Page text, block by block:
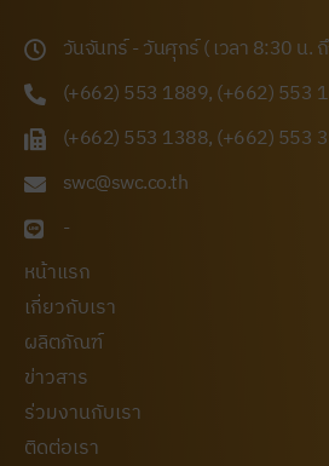
วันจันทร์ - วันศุกร์ ( เวลา 8:30 น.
(+662) 553 1889, (+662) 553
(+662) 553 1388, (+662) 553
swc@swc.co.th
-
หน้าแรก
เกี่ยวกับเรา
ผลิตภัณฑ์
ข่าวสาร
ร่วมงานกับเรา
ติดต่อเรา